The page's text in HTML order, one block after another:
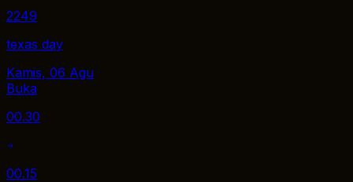
2249
texas day
Kamis, 06 Agu
Buka
00.30
00.15